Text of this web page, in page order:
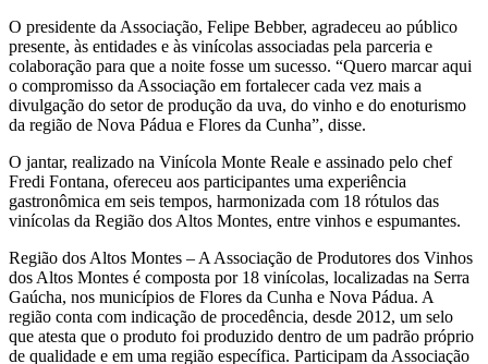
O presidente da Associação, Felipe Bebber, agradeceu ao público
presente, às entidades e às vinícolas associadas pela parceria e
colaboração para que a noite fosse um sucesso. “Quero marcar aqui
o compromisso da Associação em fortalecer cada vez mais a
divulgação do setor de produção da uva, do vinho e do enoturismo
da região de Nova Pádua e Flores da Cunha”, disse.
O jantar, realizado na Vinícola Monte Reale e assinado pelo chef
Fredi Fontana, ofereceu aos participantes uma experiência
gastronômica em seis tempos, harmonizada com 18 rótulos das
vinícolas da Região dos Altos Montes, entre vinhos e espumantes.
Região dos Altos Montes – A Associação de Produtores dos Vinhos
dos Altos Montes é composta por 18 vinícolas, localizadas na Serra
Gaúcha, nos municípios de Flores da Cunha e Nova Pádua. A
região conta com indicação de procedência, desde 2012, um selo
que atesta que o produto foi produzido dentro de um padrão próprio
de qualidade e em uma região específica. Participam da Associação